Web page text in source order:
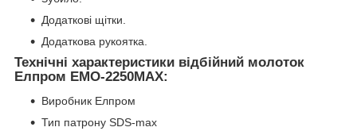
Додаткові щітки.
Додаткова рукоятка.
Технічні характеристики відбійний молоток
Елпром ЕМО-2250МАХ:
Виробник Елпром
Тип патрону SDS-max